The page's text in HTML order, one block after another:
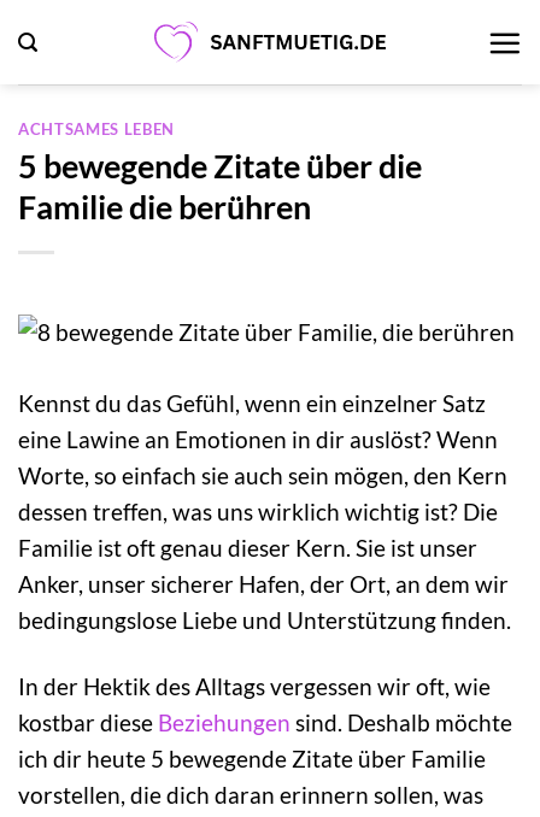
Inhalt
springen
ACHTSAMES LEBEN
5 bewegende Zitate über die
Familie die berühren
Kennst du das Gefühl, wenn ein einzelner Satz
eine Lawine an Emotionen in dir auslöst? Wenn
Worte, so einfach sie auch sein mögen, den Kern
dessen treffen, was uns wirklich wichtig ist? Die
Familie ist oft genau dieser Kern. Sie ist unser
Anker, unser sicherer Hafen, der Ort, an dem wir
bedingungslose Liebe und Unterstützung finden.
In der Hektik des Alltags vergessen wir oft, wie
kostbar diese Beziehungen sind. Deshalb möchte
ich dir heute 5 bewegende Zitate über Familie
vorstellen, die dich daran erinnern sollen, was